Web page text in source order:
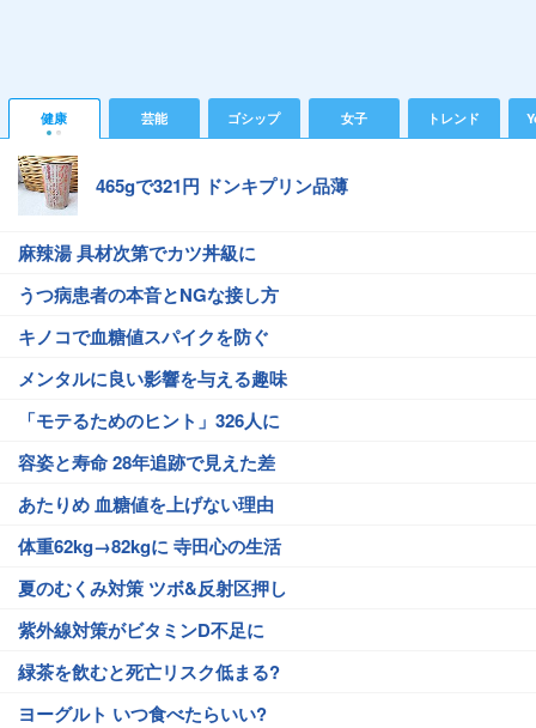
健康 芸能 ゴシップ 女子 トレンド
465gで321円 ドンキプリン品薄
麻辣湯 具材次第でカツ丼級に
うつ病患者の本音とNGな接し方
キノコで血糖値スパイクを防ぐ
メンタルに良い影響を与える趣味
「モテるためのヒント」326人に
容姿と寿命 28年追跡で見えた差
あたりめ 血糖値を上げない理由
体重62kg→82kgに 寺田心の生活
夏のむくみ対策 ツボ&反射区押し
紫外線対策がビタミンD不足に
緑茶を飲むと死亡リスク低まる?
ヨーグルト いつ食べたらいい?